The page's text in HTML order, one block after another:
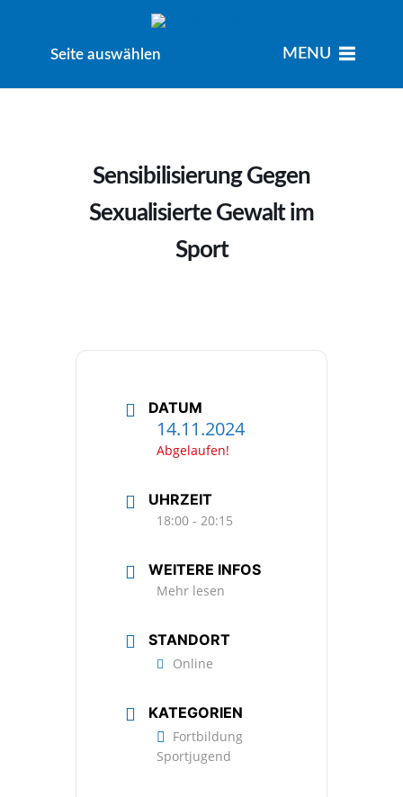
Seite auswählen MENU
Sensibilisierung Gegen
Sexualisierte Gewalt im
Sport
DATUM
14.11.2024
Abgelaufen!
UHRZEIT
18:00 - 20:15
WEITERE INFOS
Mehr lesen
STANDORT
Online
KATEGORIEN
Fortbildung
Sportjugend